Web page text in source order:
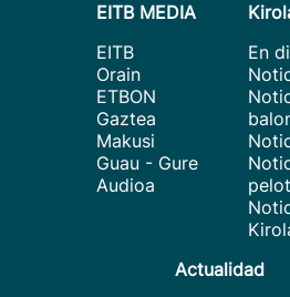
EITB MEDIA
EITB
Orain
ETBON
Gaztea
Makusi
Guau - Gure
Audioa
En
Actualidad